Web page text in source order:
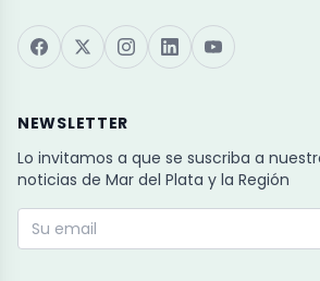
NEWSLETTER
Lo invitamos a que se suscriba a
noticias de Mar del Plata y la Región